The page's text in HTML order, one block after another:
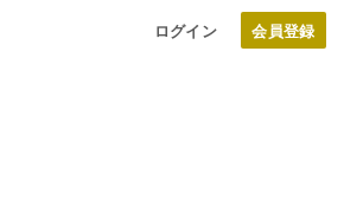
ログイン